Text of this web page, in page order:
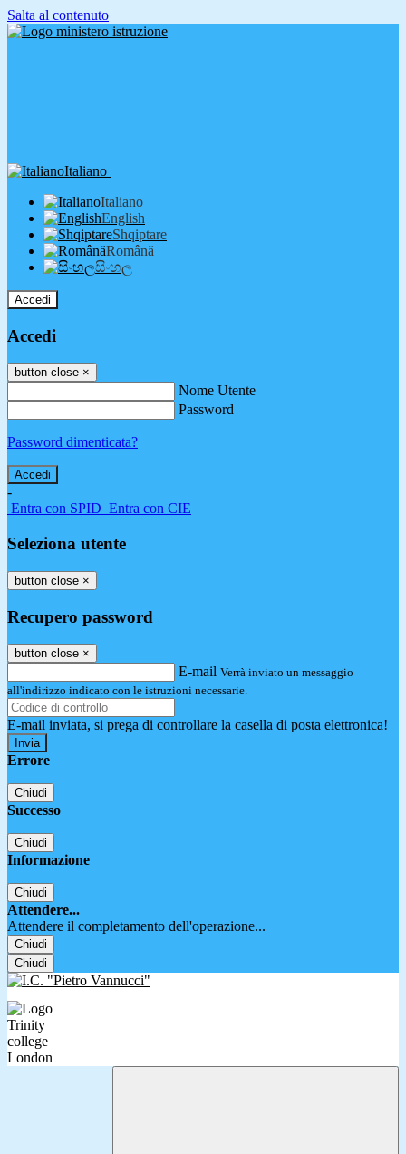
Salta al contenuto
Italiano
Italiano
English
Shqiptare
Română
සිංහල
Accedi
Accedi
button close ×
Nome Utente
Password
Password dimenticata?
-
Entra con SPID Entra con CIE
Seleziona utente
button close ×
Recupero password
button close ×
E-mail Verrà inviato un messaggio
all'indirizzo indicato con le istruzioni necessarie.
E-mail inviata, si prega di controllare la casella di posta elettronica!
Errore
Chiudi
Successo
Chiudi
Informazione
Chiudi
Attendere...
Attendere il completamento dell'operazione...
Chiudi
Chiudi